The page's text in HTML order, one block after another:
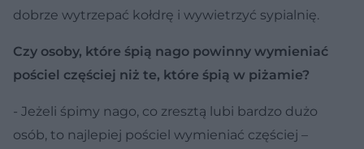
dobrze wytrzepać kołdrę i wywietrzyć sypialnię.
Czy osoby, które śpią nago powinny wymieniać
pościel częściej niż te, które śpią w piżamie?
- Jeżeli śpimy nago, co zresztą lubi bardzo dużo
osób, to najlepiej pościel wymieniać częściej –